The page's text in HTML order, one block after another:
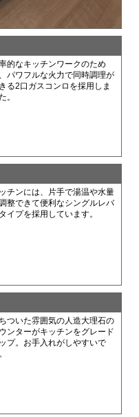
的なキッチンワークのため
パワフルな火力で同時調理が
る2口ガスコンロを採用しま
。
チンには、片手で湯温や水量
整できて便利なシングルレバ
イプを採用しています。
ついた雰囲気の人造大理石の
ンターがキッチンをグレード
プ。お手入れがしやすいで